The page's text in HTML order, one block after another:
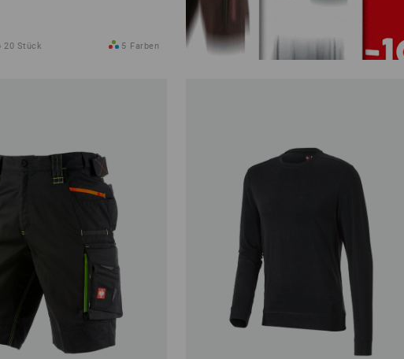
20 Stück 5 Farben
dieses Set konfigurieren